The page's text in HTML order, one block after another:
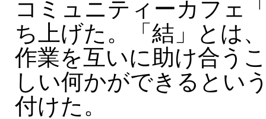
コミュニティーカフェ
ち上げた。「結」とは
作業を互いに助け合う
しい何かができるとい
付けた。